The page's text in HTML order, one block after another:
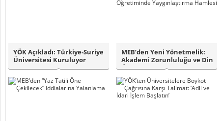
YÖK Açıkladı: Türkiye-Suriye
Üniversitesi Kuruluyor
MEB’den Yeni Yönetmelik:
Akademi Zorunluluğu ve Din
Öğretimi..